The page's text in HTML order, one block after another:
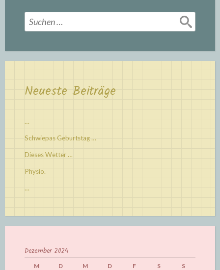
Suchen
nach:
Neueste Beiträge
…
Schwiepas Geburtstag …
Dieses Wetter …
Physio.
…
Dezember 2024
M D M D F S S